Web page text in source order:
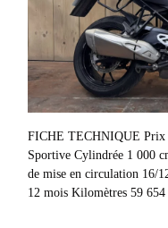
FICHE TECHNIQUE Prix
Sportive Cylindrée 1 000
de mise en circulation 16/
12 mois Kilomètres 59 654